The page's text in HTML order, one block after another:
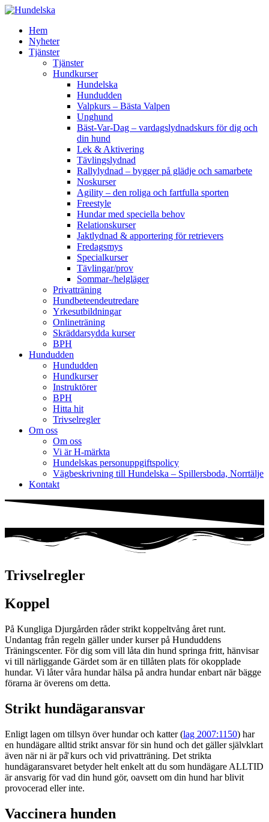
Hoppa
innehållHem
Nyheter
Tjänster
Tjänster
Hundkurser
Hundelska
Hundudden
Valpkurs – Bästa Valpen
Unghund
Bäst-Var-Dag – vardagslydnadskurs för dig och
din hund
Lek & Aktivering
Tävlingslydnad
Rallylydnad – bygger på glädje och samarbete
Noskurser
Agility – den roliga och fartfulla sporten
Freestyle
Hundar med speciella behov
Relationskurser
Jaktlydnad & apportering för retrievers
Fredagsmys
Specialkurser
Tävlingar/prov
Sommar-/helgläger
Privatträning
Hundbeteendeutredare
Yrkesutbildningar
Onlineträning
Skräddarsydda kurser
BPH
Hundudden
Hundudden
Hundkurser
Instruktörer
BPH
Hitta hit
Trivselregler
Om oss
Om oss
Vi är H-märkta
Hundelskas personuppgiftspolicy
Vägbeskrivning till Hundelska – Spillersboda, Norrtälje
Kontakt
Trivselregler
Koppel
På Kungliga Djurgården råder strikt koppeltvång året runt.
Undantag från regeln gäller under kurser på Hunduddens
Träningscenter. För dig som vill låta din hund springa fritt, hänvisar
vi till närliggande Gärdet som är en tillåten plats för okopplade
hundar. Vi låter våra hundar hälsa på andra hundar enbart när bägge
förarna är överens om detta.
Strikt hundägaransvar
Enligt lagen om tillsyn över hundar och katter (lag 2007:1150) har
en hundägare alltid strikt ansvar för sin hund och det gäller självklart
även när ni är på̊ kurs och vid privatträning. Det strikta
hundägaransvaret betyder helt enkelt att du som hundägare ALLTID
är ansvarig för vad din hund gör, oavsett om din hund har blivit
provocerad eller inte.
Vaccinera hunden